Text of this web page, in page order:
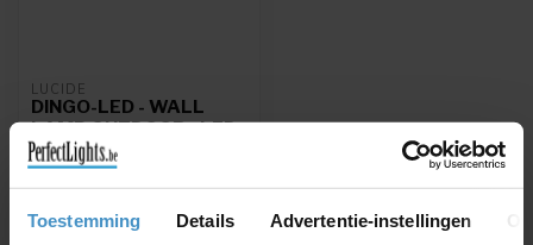
Toestemming Details Advertentie-instellingen
LUCIDE
DINGO-LED - WALL
LAMP OUTDOOR - LED
DIM. - GU10 - 1X5W
3000K - IP44 -
ANTHRACITE -
14881/05/30